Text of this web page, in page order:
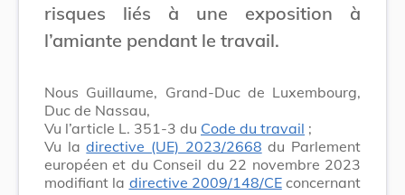
risques liés à une exposition à
l’amiante pendant le travail.
Nous Guillaume, Grand-Duc de Luxembourg,
Duc de Nassau,
Vu l’article L. 351-3 du Code du travail ;
Vu ladirective (UE) 2023/2668 du Parlement
européen et du Conseil du 22 novembre 2023
modifiant la directive 2009/148/CEconcernant